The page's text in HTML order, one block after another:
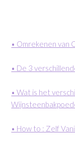
• Omrekenen van
• De 3
• Wat is het
• How to : Zelf